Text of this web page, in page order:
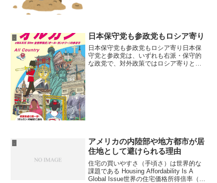
日本保守党も参政党もロシア寄り
日本保守党も参政党もロシア寄り日本保
守党と参政党は、いずれも右派・保守的
な政党で、対外政策ではロシア寄りとさ
.
アメリカの内陸部や地方都市が居
住地として避けられる理由
住宅の買いやすさ（手頃さ）は世界的な
課題である Housing Affordability Is A
Global Issue世界の住宅価格所得倍率（年